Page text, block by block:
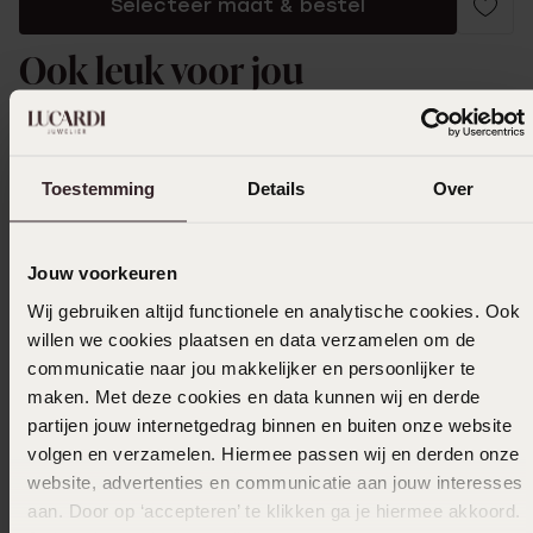
Toestemming Details Over
Jouw voorkeuren
Wij gebruiken altijd functionele en analytische cookies. Ook
willen we cookies plaatsen en data verzamelen om de
communicatie naar jou makkelijker en persoonlijker te
maken. Met deze cookies en data kunnen wij en derde
partijen jouw internetgedrag binnen en buiten onze website
volgen en verzamelen. Hiermee passen wij en derden onze
website, advertenties en communicatie aan jouw interesses
aan. Door op ‘accepteren’ te klikken ga je hiermee akkoord.
Selecteer maat & bestel
Ook leuk voor jou